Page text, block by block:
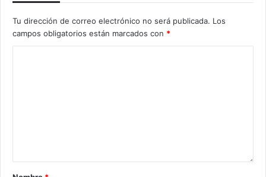
Tu dirección de correo electrónico no será publicada. Los
campos obligatorios están marcados con *